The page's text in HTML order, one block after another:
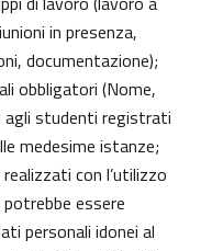
in presenza,
documentazione);
obbligatori (Nome,
agli studenti registrati
medesime istanze;
con l’utilizzo
essere
personali idonei al